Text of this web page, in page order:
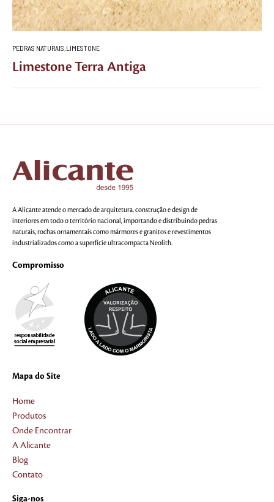
PEDRAS NATURAIS,LIMESTONE
Limestone Terra Antiga
A Alicante atende o mercado de arquitetura, construção e design de
interiores em todo o território nacional, importando e distribuindo pedras
naturais, rochas ornamentais como mármores e granitos e revestimentos
industrializados como a superfície ultracompacta Neolith.
Compromisso
Mapa do Site
Home
Produtos
Onde Encontrar
A Alicante
Blog
Contato
Siga-nos